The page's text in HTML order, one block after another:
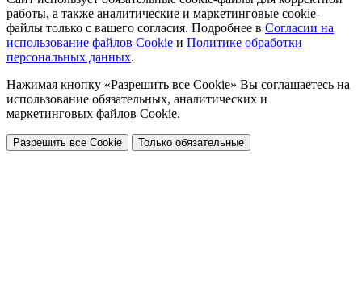
работы, а также аналитические и маркетинговые cookie-
файлы только с вашего согласия. Подробнее в Согласии на
использование файлов Cookie и Политике обработки
персональных данных.
Нажимая кнопку «Разрешить все Cookie» Вы соглашаетесь на
использование обязательных, аналитических и
маркетинговых файлов Cookie.
Разрешить все Cookie Только обязательные